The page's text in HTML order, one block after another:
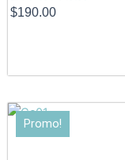
$190.00
Promo!
Le
prix
initial